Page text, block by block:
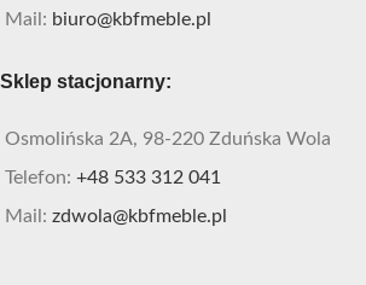
Mail: biuro@kbfmeble.pl
Sklep stacjonarny:
Osmolińska 2A, 98-220 Zduńska Wola
Telefon: +48 533 312 041
Mail: zdwola@kbfmeble.pl